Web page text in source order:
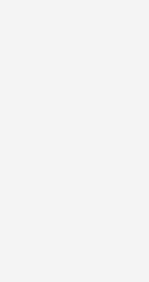
Deutschland ist das
Wärme- und
laufen im Frühjahr, Herbst
zuverlässige
sich so auslegen, dass sie
Temperaturen hohe
Denn die Frage lautet: